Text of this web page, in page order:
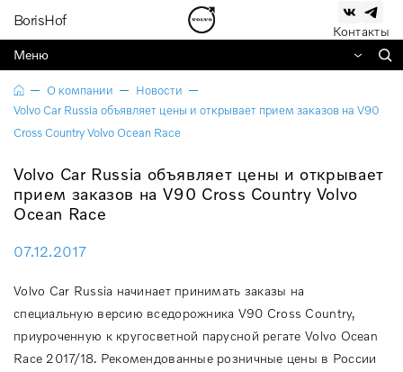
BorisHof
Контакты
Меню
О компании
Новости
Volvo Car Russia объявляет цены и открывает прием заказов на V90
Cross Country Volvo Ocean Race
Volvo Car Russia объявляет цены и открывает
прием заказов на V90 Cross Country Volvo
Ocean Race
07.12.2017
Volvo Car Russia начинает принимать заказы на
специальную версию вседорожника V90 Cross Country,
приуроченную к кругосветной парусной регате Volvo Ocean
Race 2017/18. Рекомендованные розничные цены в России